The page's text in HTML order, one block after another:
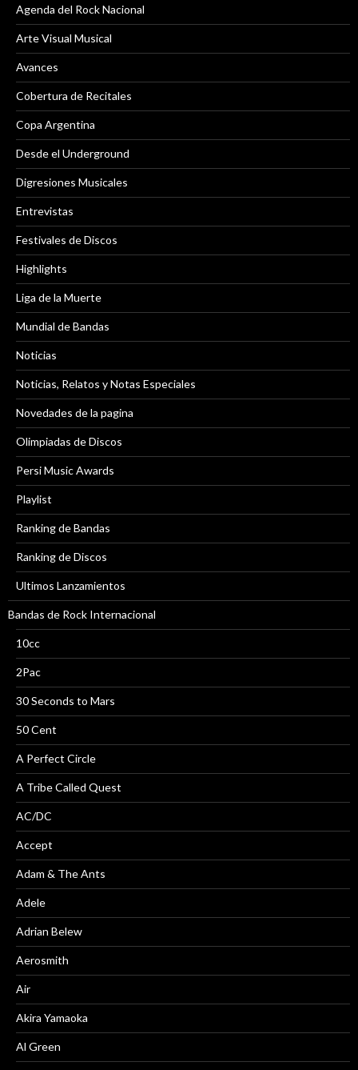
Agenda del Rock Nacional
Arte Visual Musical
Avances
Cobertura de Recitales
Copa Argentina
Desde el Underground
Digresiones Musicales
Entrevistas
Festivales de Discos
Highlights
Liga de la Muerte
Mundial de Bandas
Noticias
Noticias, Relatos y Notas Especiales
Novedades de la pagina
Olimpiadas de Discos
Persi Music Awards
Playlist
Ranking de Bandas
Ranking de Discos
Ultimos Lanzamientos
Bandas de Rock Internacional
10cc
2Pac
30 Seconds to Mars
50 Cent
A Perfect Circle
A Tribe Called Quest
AC/DC
Accept
Adam & The Ants
Adele
Adrian Belew
Aerosmith
Air
Akira Yamaoka
Al Green